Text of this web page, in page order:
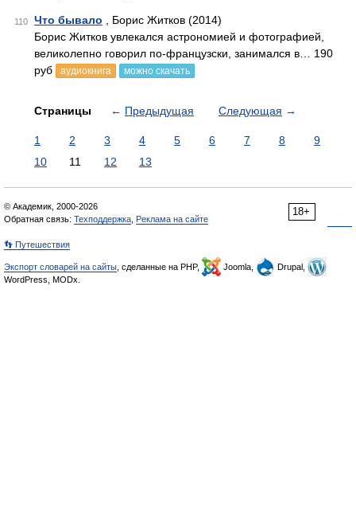
110 Что бывало , Борис Житков (2014)
Борис Житков увлекался астрономией и фотографией,
великолепно говорил по-французски, занимался в… 190
руб
аудиокнига можно скачать
Страницы ← Предыдущая Следующая →
1 2 3 4 5 6 7 8
9
10
11 12 13
18+
© Академик, 2000-2026
Обратная связь: Техподдержка Реклама на сайте
👣 Путешествия
Экспорт словарей на сайты , сделанные на PHP, Joomla,
Drupal,
WordPress, MODx.